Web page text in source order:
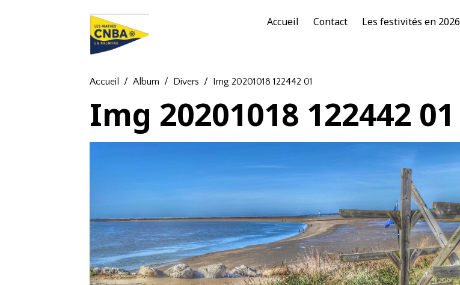
Accueil Contact Les festivités en 2026
Accueil Album Divers Img 20201018 122442 01
Img 20201018 122442 01